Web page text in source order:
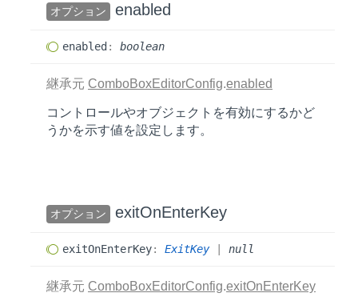
オプション enabled
enabled : boolean
継承元 ComboBoxEditorConfig.enabled
コントロールやオブジェクトを有効にするかど
うかを示す値を設定します。
オプション exitOnEnterKey
exitOnEnterKey: ExitKey| null
継承元 ComboBoxEditorConfig.exitOnEnterKey